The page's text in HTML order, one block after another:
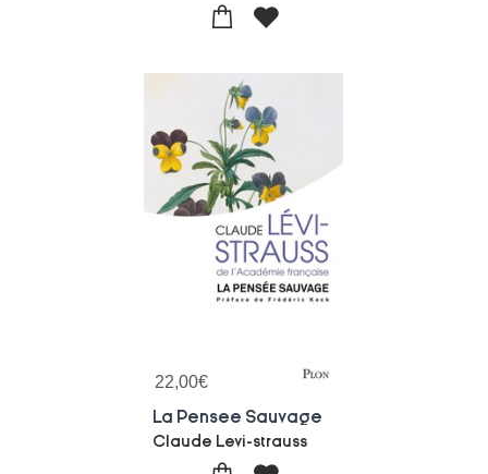
22,00€
La Pensee Sauvage
Claude Levi-strauss